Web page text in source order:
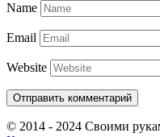
Name
Email
Website
© 2014 - 2024 Своими